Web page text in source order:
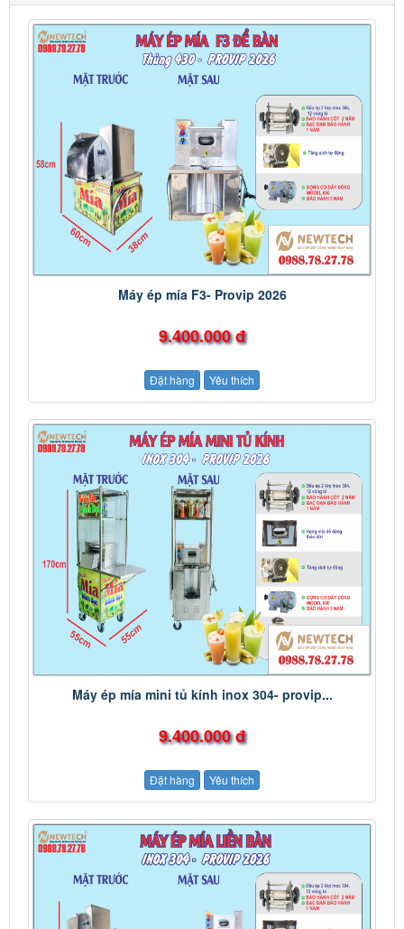
Máy ép mía F3- Provip 2026
9.400.000 đ
Đặt hàng Yêu thích
Máy ép mía mini tủ kính inox 304- provip...
9.400.000 đ
Đặt hàng Yêu thích